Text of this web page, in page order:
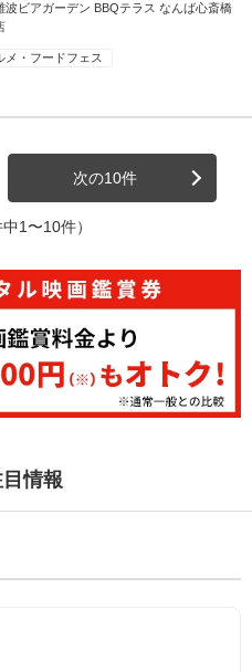
波ビアガーデン BBQテラス なんば心斎橋
メ・フードフェス
次の10件
中1〜10件）
情報